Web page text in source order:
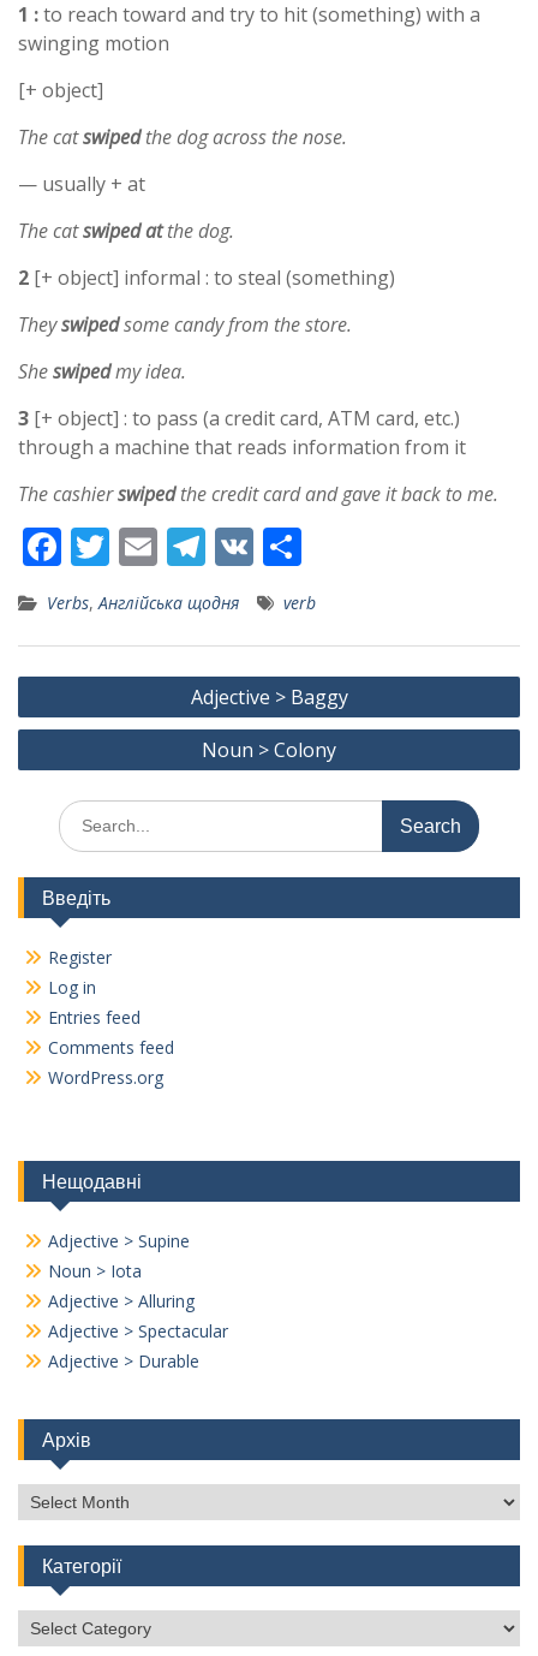
1 :to reach toward and try to hit (something) with a
swinging motion
[+ object]
The catswipedthe dog across the nose.
— usually + at
The catswiped atthe dog.
2 [+ object] informal : to steal (something)
Theyswipedsome candy from the store.
Sheswipedmy idea.
3 [+ object] : to pass (a credit card, ATM card, etc.)
through a machine that reads information from it
The cashierswipedthe credit card and gave it back to me.
F
ac
e
b
o
k
T
w
itt
er
E
ai
l
T
el
e
gr
a
m
V
K h
ar
e
Verbs,Англійська щодня verb
Post
navigation
Adjective > Baggy
Noun > Colony
Search
for:
Введіть
Register
Log in
Entries feed
Comments feed
WordPress.org
Нещодавні
Adjective > Supine
Noun > Iota
Adjective > Alluring
Adjective > Spectacular
Adjective > Durable
Архів
Архів
Категорії
Категорії